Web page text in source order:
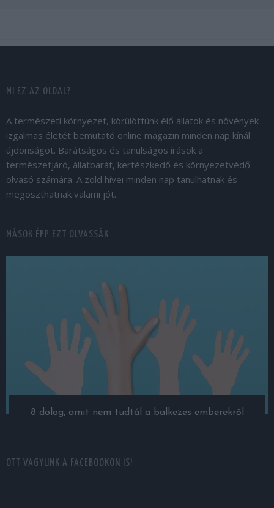
MI EZ AZ OLDAL?
A természeti környezet, körülöttünk élő állatok és növények
izgalmas életét bemutató online magazin minden nap kínál
újdonságot. Barátságos és tanulságos írások a
természetjáró, állatbarát, kertészkedő és környezetvédő
olvasó számára. A zöld hívei minden nap tanulhatnak és
megoszthatnak valami jót.
MÁSOK ÉPP EZT OLVASSÁK
8 dolog, amit nem tudtál a balkezes emberekről
OTT VAGYUNK A FACEBOOKON IS!